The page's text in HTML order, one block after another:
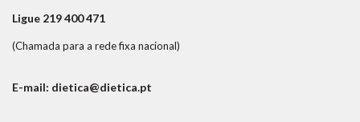
Ligue 219 400 471
(Chamada para a rede fixa nacional)
E-mail: dietica@dietica.pt